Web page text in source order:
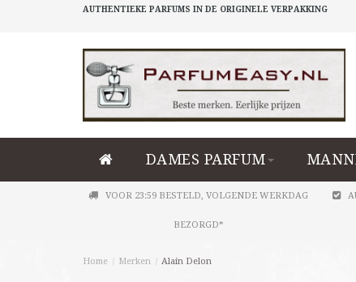
AUTHENTIEKE PARFUMS IN DE ORIGINELE VERPAKKING
DAMES PARFUM
VOOR 23:59 BESTELD, VOLGENDE WERKDAG
BEZORGD*
Home / Merken / Alain Delon